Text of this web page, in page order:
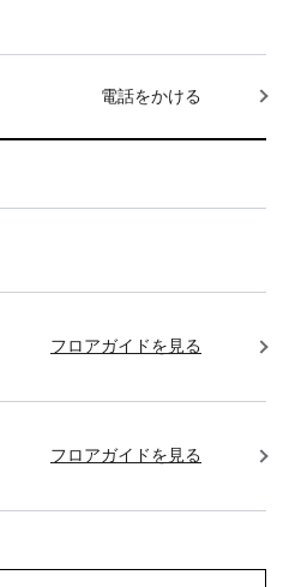
電話をかける
フロアガイドを見る
フロアガイドを見る